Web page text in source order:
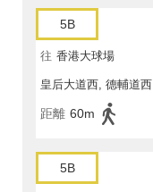
5B
往 香港大球場
皇后大道西, 德輔道西
距離 60m
5B